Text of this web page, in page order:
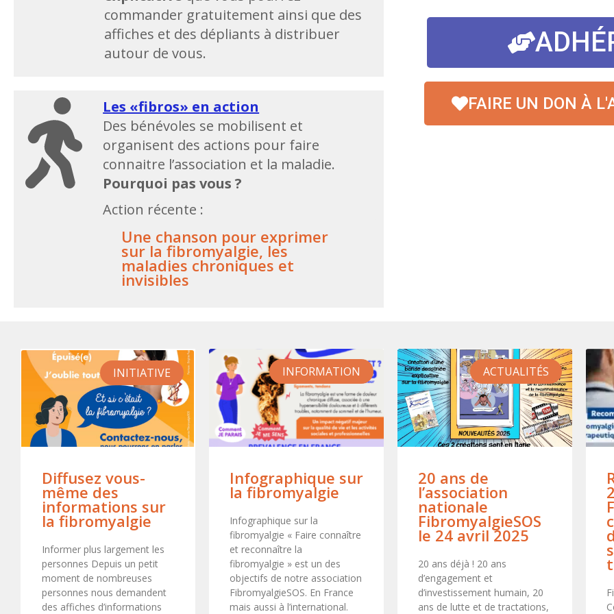
commander gratuitement ainsi que des
affiches et des dépliants à distribuer
autour de vous.
Les «fibros» en action
Des bénévoles se mobilisent et
organisent des actions pour faire
connaitre l’association et la maladie.
Pourquoi pas vous ?
Action récente :
Une chanson pour exprimer
sur la fibromyalgie, les
maladies chroniques et
invisibles
FAIRE UN DON À
INITIATIVE
Diffusez vous-
même des
informations sur
la fibromyalgie
Informer plus largement les
personnes Depuis un petit
moment de nombreuses
personnes nous demandent
des affiches d’informations
INFORMATION
Infographique sur
la fibromyalgie
Infographique sur la
fibromyalgie « Faire connaître
et reconnaître la
fibromyalgie » est un des
objectifs de notre association
FibromyalgieSOS. En France
mais aussi à l’international.
ACTUALITÉS
20 ans de
l’association
nationale
FibromyalgieSOS
le 24 avril 2025
20 ans déjà ! 20 ans
d’engagement et
d’investissement humain, 20
ans de lutte et de tractations,